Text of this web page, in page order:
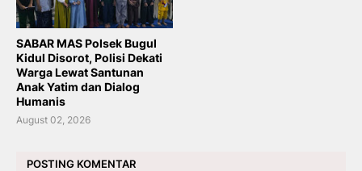
SABAR MAS Polsek Bugul
Kidul Disorot, Polisi Dekati
Warga Lewat Santunan
Anak Yatim dan Dialog
Humanis
August 02, 2026
POSTING KOMENTAR